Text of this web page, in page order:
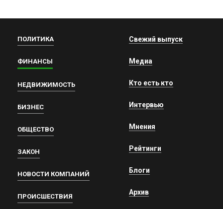
ПОЛИТИКА
ФИНАНСЫ
НЕДВИЖИМОСТЬ
БИЗНЕС
ОБЩЕСТВО
ЗАКОН
НОВОСТИ КОМПАНИЙ
ПРОИСШЕСТВИЯ
Свежий выпуск
Медиа
Кто есть кто
Интервью
Мнения
Рейтинги
Блоги
Архив